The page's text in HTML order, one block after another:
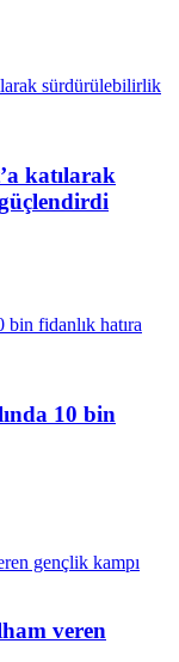
katılarak
10 bin
veren